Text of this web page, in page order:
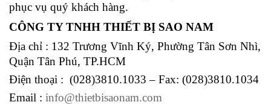
phục vụ quý khách hàng.
CÔNG TY TNHH THIẾT BỊ SAO NAM
Địa chỉ : 132 Trương Vĩnh Ký, Phường Tân Sơn Nhì,
Quận Tân Phú, TP.HCM
Điện thoại : (028)3810.1033 – Fax: (028)3810.1034
Email : info@thietbisaonam.com